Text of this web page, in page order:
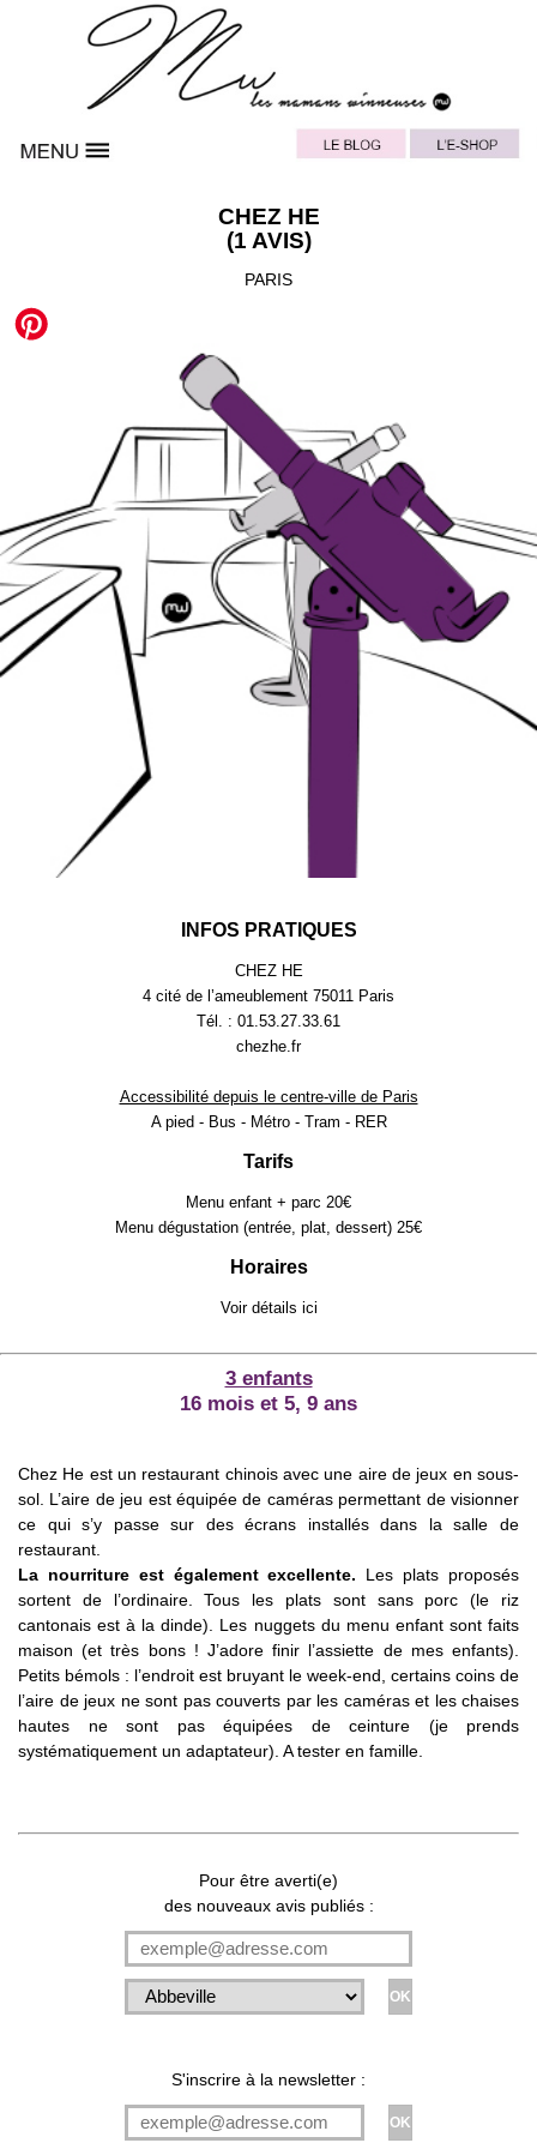
CHEZ HE
(1 AVIS)
PARIS
INFOS PRATIQUES
CHEZ HE
4 cité de l’ameublement 75011 Paris
Tél. : 01.53.27.33.61
chezhe.fr
Accessibilité depuis le centre-ville de Paris
A pied - Bus - Métro - Tram - RER
Tarifs
Menu enfant + parc 20€
Menu dégustation (entrée, plat, dessert) 25€
Horaires
Voir détails ici
3 enfants
16 mois et 5, 9 ans
Chez He est un restaurant chinois avec une aire de jeux en sous-
sol. L’aire de jeu est équipée de caméras permettant de visionner
ce qui s’y passe sur des écrans installés dans la salle de
restaurant.
La nourriture est également excellente. Les plats proposés
sortent de l’ordinaire. Tous les plats sont sans porc (le riz
cantonais est à la dinde). Les nuggets du menu enfant sont faits
maison (et très bons ! J’adore finir l’assiette de mes enfants).
Petits bémols : l’endroit est bruyant le week-end, certains coins de
l’aire de jeux ne sont pas couverts par les caméras et les chaises
hautes ne sont pas équipées de ceinture (je prends
systématiquement un adaptateur). A tester en famille.
Pour être averti(e)
des nouveaux avis publiés :
S'inscrire à la newsletter :